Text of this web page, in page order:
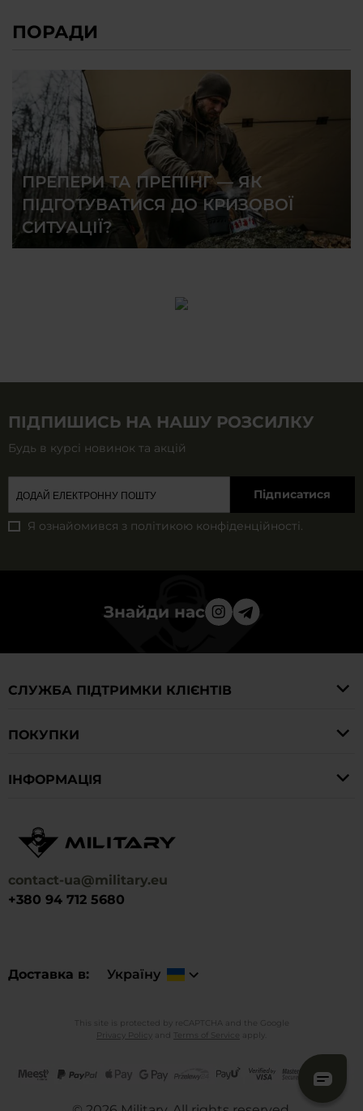
ПОРАДИ
ПРЕПЕРИ ТА ПРЕПІНГ — ЯК
ПІДГОТУВАТИСЯ ДО КРИЗОВОЇ
СИТУАЦІЇ?
ПІДПИШИСЬ НА НАШУ РОЗСИЛКУ
Будь в курсі новинок та акцій
Підписатися
Я ознайомився з політикою конфіденційності.
Знайди нас
contact-ua@military.eu
+380 94 712 5680
Доставка в Україну
СЛУЖБА ПІДТРИМКИ КЛІЄНТІВ
ПОКУПКИ
IНФОРМАЦІЯ
This site is protected by reCAPTCHA and the Google
Privacy Policy
and Terms of Service apply.